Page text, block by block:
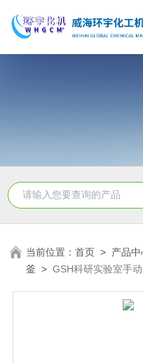
当前位置：首页 > 产品中
釜 >GSH科研实验室手